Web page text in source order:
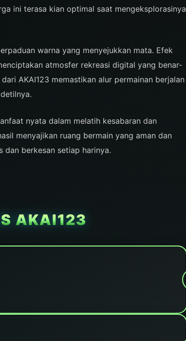
ini terasa kian optimal saat mengeksplorasinya
warna yang menyejukkan mata. Efek
atmosfer rekreasi digital yang benar-
AKAI123 memastikan alur permainan berjalan
nyata dalam melatih kesabaran dan
menyajikan ruang bermain yang aman dan
dan berkesan setiap harinya.
AKAI123